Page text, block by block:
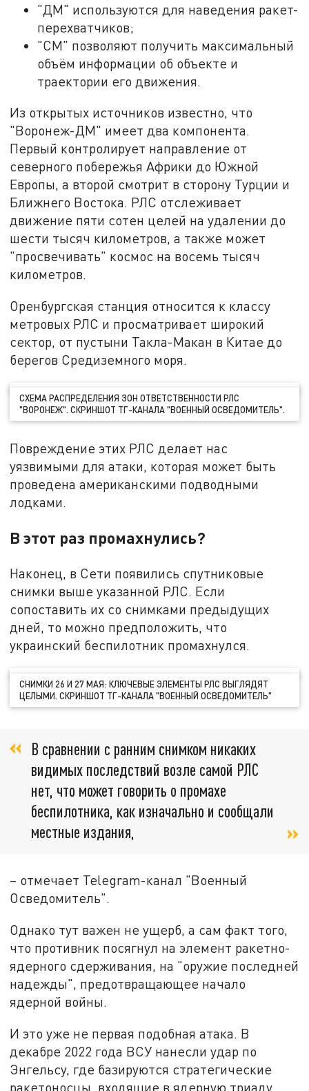
"ДМ" используются для наведения ракет-
перехватчиков;
"СМ" позволяют получить максимальный
объём информации об объекте и
траектории его движения.
Из открытых источников известно, что
"Воронеж-ДМ" имеет два компонента.
Первый контролирует направление от
северного побережья Африки до Южной
Европы, а второй смотрит в сторону Турции и
Ближнего Востока. РЛС отслеживает
движение пяти сотен целей на удалении до
шести тысяч километров, а также может
"просвечивать" космос на восемь тысяч
километров.
Оренбургская станция относится к классу
метровых РЛС и просматривает широкий
сектор, от пустыни Такла-Макан в Китае до
берегов Средиземного моря.
СХЕМА РАСПРЕДЕЛЕНИЯ ЗОН ОТВЕТСТВЕННОСТИ РЛС
"ВОРОНЕЖ". СКРИНШОТ ТГ-КАНАЛА "ВОЕННЫЙ ОСВЕДОМИТЕЛЬ".
Повреждение этих РЛС делает нас
уязвимыми для атаки, которая может быть
проведена американскими подводными
лодками.
В этот раз промахнулись?
Наконец, в Сети появились спутниковые
снимки выше указанной РЛС. Если
сопоставить их со снимками предыдущих
дней, то можно предположить, что
украинский беспилотник промахнулся.
СНИМКИ 26 И 27 МАЯ: КЛЮЧЕВЫЕ ЭЛЕМЕНТЫ РЛС ВЫГЛЯДЯТ
ЦЕЛЫМИ. СКРИНШОТ ТГ-КАНАЛА "ВОЕННЫЙ ОСВЕДОМИТЕЛЬ"
В сравнении с ранним снимком никаких
видимых последствий возле самой РЛС
нет, что может говорить о промахе
беспилотника, как изначально и сообщали
местные издания,
– отмечает Telegram-канал "Военный
Осведомитель".
Однако тут важен не ущерб, а сам факт того,
что противник посягнул на элемент ракетно-
ядерного сдерживания, на "оружие последней
надежды", предотвращающее начало
ядерной войны.
И это уже не первая подобная атака. В
декабре 2022 года ВСУ нанесли удар по
Энгельсу, где базируются стратегические
ракетоносцы, входящие в ядерную триаду